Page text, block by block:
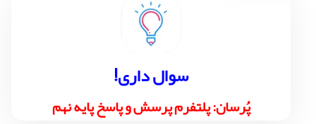
!سوال داری
پُرسان: پلتفرم پرسش و پاسخ پایه نهم